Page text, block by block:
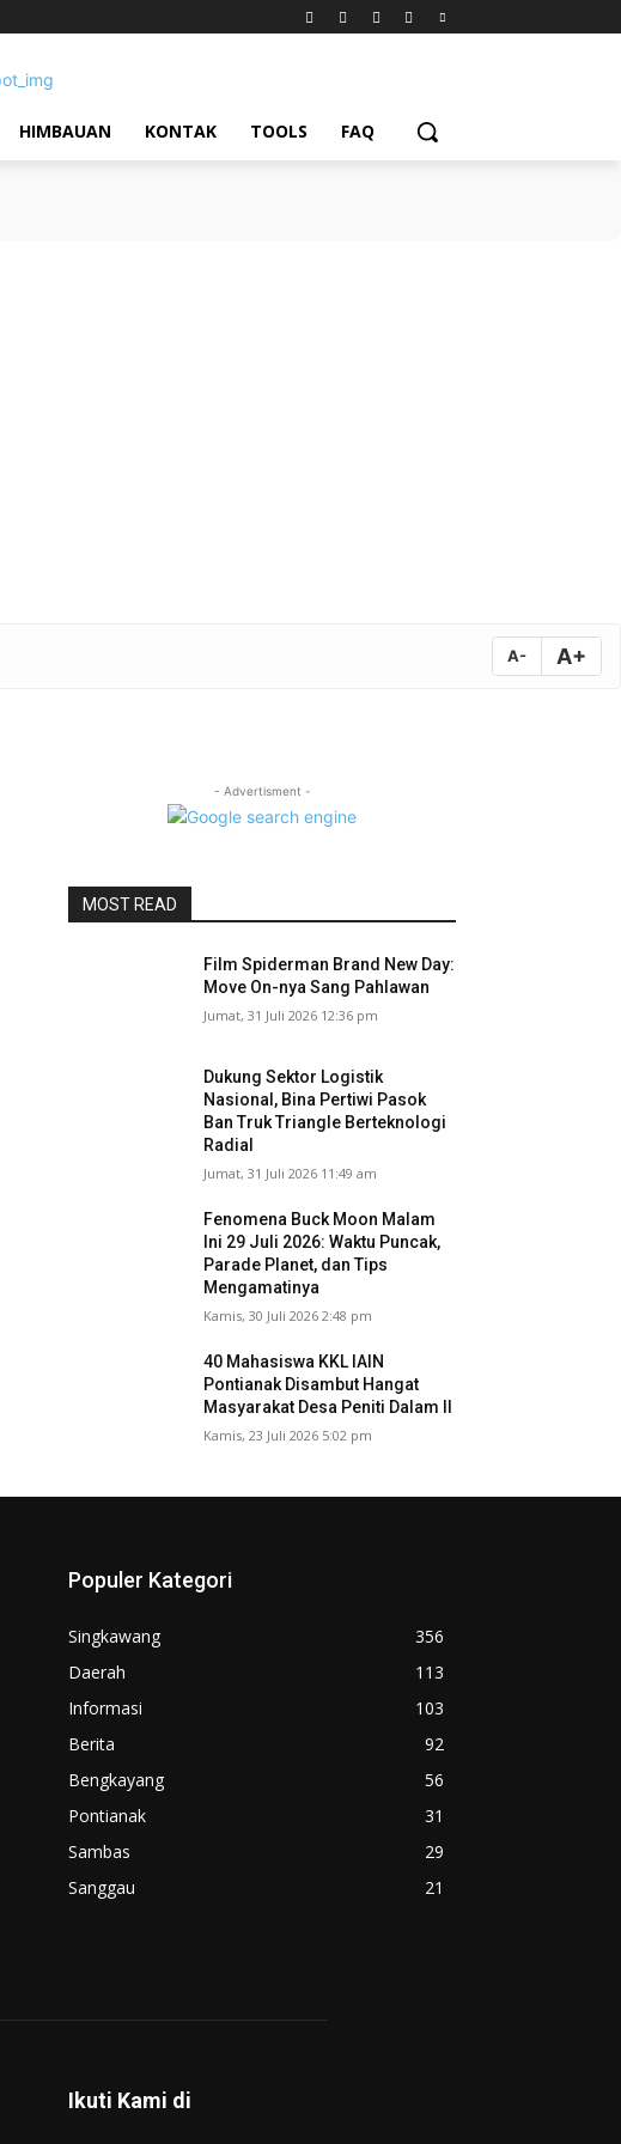
HIMBAUAN KONTAK TOOLS FAQ
A- A+
- Advertisment -
MOST READ
Film Spiderman Brand New Day:
Move On-nya Sang Pahlawan
Jumat, 31 Juli 2026 12:36 pm
Dukung Sektor Logistik
Nasional, Bina Pertiwi Pasok
Ban Truk Triangle Berteknologi
Radial
Jumat, 31 Juli 2026 11:49 am
Fenomena Buck Moon Malam
Ini 29 Juli 2026: Waktu Puncak,
Parade Planet, dan Tips
Mengamatinya
Kamis, 30 Juli 2026 2:48 pm
40 Mahasiswa KKL IAIN
Pontianak Disambut Hangat
Masyarakat Desa Peniti Dalam II
Kamis, 23 Juli 2026 5:02 pm
Populer Kategori
Singkawang
356
Daerah
113
Informasi
103
Berita
92
Bengkayang
56
Pontianak
31
Sambas
29
Sanggau
21
Ikuti Kami di